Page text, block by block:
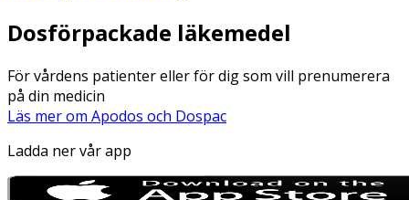
Dosförpackade läkemedel
För vårdens patienter eller för dig som vill prenumerera
på din medicin
Läs mer om Apodos och Dospac
Ladda ner vår app